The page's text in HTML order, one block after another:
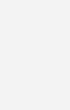
mit
realisieren. Green
1,28 Millionen